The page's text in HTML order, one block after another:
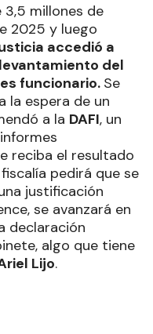
millones de
2025 y luego
accedió a
del
funcionario. Se
la espera de un
a la DAFI, un
reciba el resultado
pedirá que se
justificación
se avanzará en
declaración
algo que tiene
Lijo.